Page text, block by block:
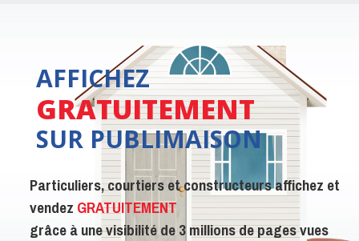
AFFICHEZ
GRATUITEMENT
SUR PUBLIMAISON
Particuliers, courtiers et constructeurs affichez et
vendez GRATUITEMENT
grâce à une visibilité de 3 millions de pages vues